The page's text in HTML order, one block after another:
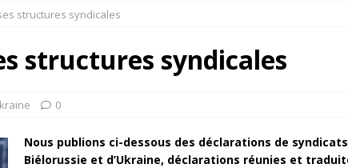
Cisjordanie et à Gaza
de la Police militaire
structures syndicales
structures syndicales
0
Nous publions ci-dessous des déclarations de
Biélorussie et d’Ukraine, déclarations réunies et